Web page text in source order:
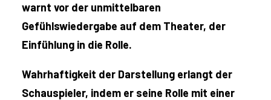
warnt vor der unmittelbaren
Gefühlswiedergabe auf dem Theater, der
Einfühlung in die Rolle.
Wahrhaftigkeit der Darstellung erlangt der
Schauspieler, indem er seine Rolle mit einer